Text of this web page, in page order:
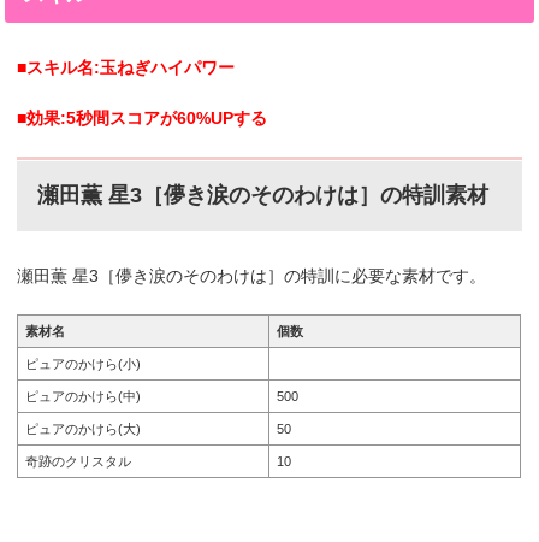
■スキル名:玉ねぎハイパワー
■効果:5秒間スコアが60%UPする
瀬田薫 星3［儚き涙のそのわけは］の特訓素材
瀬田薫 星3［儚き涙のそのわけは］の特訓に必要な素材です。
素材名 個数
ピュアのかけら(小)
ピュアのかけら(中) 500
ピュアのかけら(大) 50
奇跡のクリスタル 10